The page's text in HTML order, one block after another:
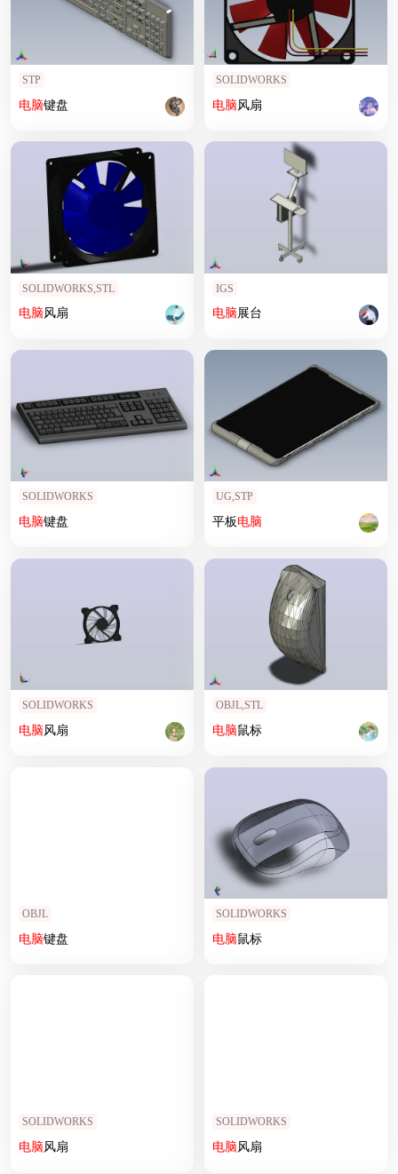
STP
电脑键盘
SOLIDWORKS
电脑风扇
SOLIDWORKS,STL
电脑风扇
IGS
电脑展台
SOLIDWORKS
电脑键盘
UG,STP
平板电脑
SOLIDWORKS
电脑风扇
OBJL,STL
电脑鼠标
OBJL
电脑键盘
SOLIDWORKS
电脑鼠标
SOLIDWORKS
电脑风扇
SOLIDWORKS
电脑风扇